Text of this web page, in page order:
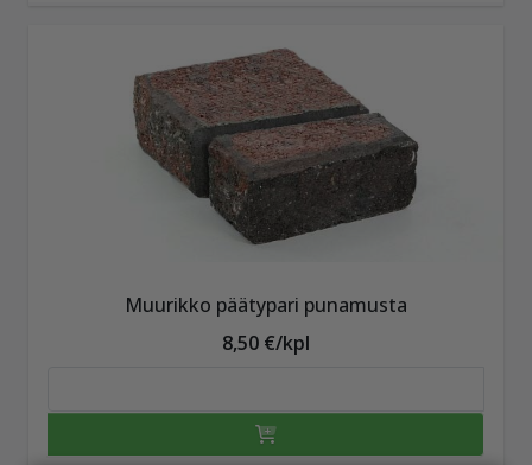
Muurikko päätypari punamusta
8,50 €/kpl